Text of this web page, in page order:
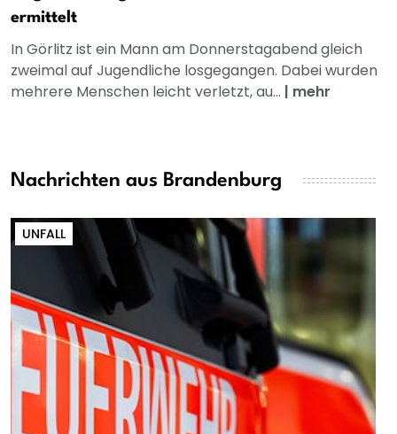
ermittelt
In Görlitz ist ein Mann am Donnerstagabend gleich
zweimal auf Jugendliche losgegangen. Dabei wurden
mehrere Menschen leicht verletzt, au... | mehr
Nachrichten aus Brandenburg
UNFALL